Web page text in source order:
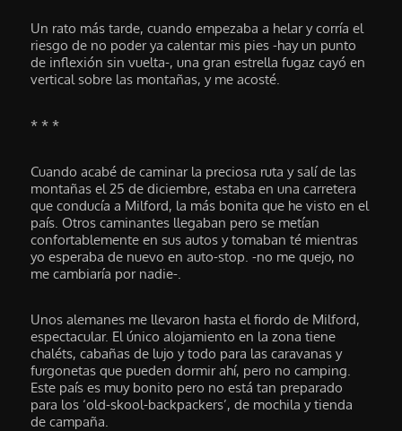
Un rato más tarde, cuando empezaba a helar y corría el
riesgo de no poder ya calentar mis pies -hay un punto
de inflexión sin vuelta-, una gran estrella fugaz cayó en
vertical sobre las montañas, y me acosté.
* * *
Cuando acabé de caminar la preciosa ruta y salí de las
montañas el 25 de diciembre, estaba en una carretera
que conducía a Milford, la más bonita que he visto en el
país. Otros caminantes llegaban pero se metían
confortablemente en sus autos y tomaban té mientras
yo esperaba de nuevo en auto-stop. -no me quejo, no
me cambiaría por nadie-.
Unos alemanes me llevaron hasta el fiordo de Milford,
espectacular. El único alojamiento en la zona tiene
chaléts, cabañas de lujo y todo para las caravanas y
furgonetas que pueden dormir ahí, pero no camping.
Este país es muy bonito pero no está tan preparado
para los ‘old-skool-backpackers’, de mochila y tienda
de campaña.